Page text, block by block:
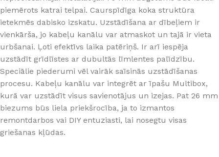
piemērots katrai telpai. Caurspīdīga koka struktūra
ietekmēs dabisko izskatu. Uzstādīšana ar dībeļiem ir
vienkārša, jo kabeļu kanālu var atmaskot un tajā ir vieta
urbšanai. Ļoti efektīvs laika patēriņš. Ir arī iespēja
uzstādīt grīdlīstes ar dubultās līmlentes palīdzību.
Speciālie piederumi vēl vairāk saīsinās uzstādīšanas
procesu. Kabeļu kanālu var integrēt ar īpašu Multibox,
kurā var uzstādīt visus savienotājus un izejas. Pat 26 mm
biezums būs liela priekšrocība, ja to izmantos
remontdarbos vai DIY entuziasti, lai nosegtu visas
griešanas kļūdas.